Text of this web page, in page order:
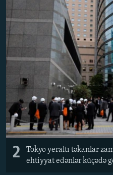
2
Tokyo yeraltı təkanlar
ehtiyyat edənlər küçədə